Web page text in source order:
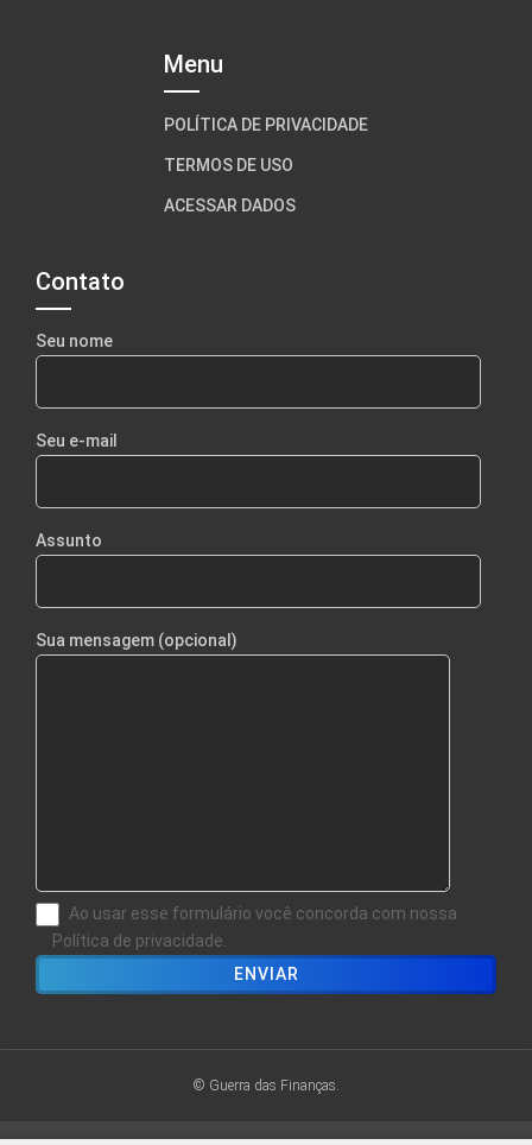
Menu
POLÍTICA DE PRIVACIDADE
TERMOS DE USO
ACESSAR DADOS
Contato
Seu nome
Seu e-mail
Assunto
Sua mensagem (opcional)
Ao usar esse formulário você concorda com nossa
Política de privacidade.
© Guerra das Finanças.